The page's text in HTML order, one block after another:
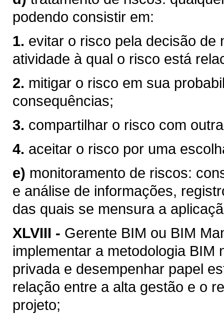
podendo consistir em:
1. evitar o risco pela decisão de
atividade à qual o risco está
2. mitigar o risco em sua
consequências;
3. compartilhar o risco com
4. aceitar o risco por uma
e) monitoramento de riscos:
e análise de informações,
das quais se mensura a
XLVIII - Gerente BIM ou BIM
implementar a metodologia BIM
privada e desempenhar papel
relação entre a alta gestão e o
projeto;